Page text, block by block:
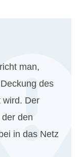
man,
des
wird. Der
den
in das Netz